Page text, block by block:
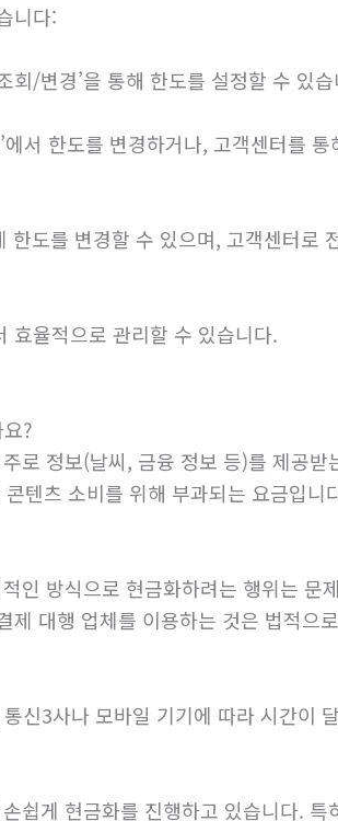
니다:
/변경’을 통해 한도를 설정할 수 있
서 한도를 변경하거나, 고객센터를
도를 변경할 수 있으며, 고객센터로
효율적으로 관리할 수 있습니다.
?
로 정보(날씨, 금융 정보 등)를 제공받
텐츠 소비를 위해 부과되는 요금입니
인 방식으로 현금화하려는 행위는 문
대행 업체를 이용하는 것은 법적으
신3사나 모바일 기기에 따라 시간이
쉽게 현금화를 진행하고 있습니다. 특